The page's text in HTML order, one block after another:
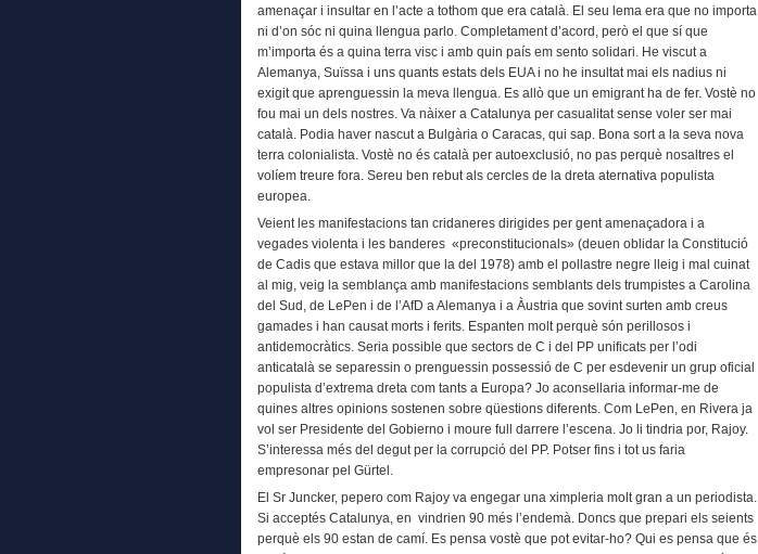
amenaçar i insultar en l’acte a tothom que era català. El seu lema era que no importa
ni d’on sóc ni quina llengua parlo. Completament d’acord, però el que sí que
m’importa és a quina terra visc i amb quin país em sento solidari. He viscut a
Alemanya, Suïssa i uns quants estats dels EUA i no he insultat mai els nadius ni
exigit que aprenguessin la meva llengua. Es allò que un emigrant ha de fer. Vostè no
fou mai un dels nostres. Va nàixer a Catalunya per casualitat sense voler ser mai
català. Podia haver nascut a Bulgària o Caracas, qui sap. Bona sort a la seva nova
terra colonialista. Vostè no és català per autoexclusió, no pas perquè nosaltres el
volíem treure fora. Sereu ben rebut als cercles de la dreta aternativa populista
europea.
Veient les manifestacions tan cridaneres dirigides per gent amenaçadora i a
vegades violenta i les banderes «preconstitucionals» (deuen oblidar la Constitució
de Cadis que estava millor que la del 1978) amb el pollastre negre lleig i mal cuinat
al mig, veig la semblança amb manifestacions semblants dels trumpistes a Carolina
del Sud, de LePen i de l’AfD a Alemanya i a Àustria que sovint surten amb creus
gamades i han causat morts i ferits. Espanten molt perquè són perillosos i
antidemocràtics. Seria possible que sectors de C i del PP unificats per l’odi
anticatalà se separessin o prenguessin possessió de C per esdevenir un grup oficial
populista d’extrema dreta com tants a Europa? Jo aconsellaria informar-me de
quines altres opinions sostenen sobre qüestions diferents. Com LePen, en Rivera ja
vol ser Presidente del Gobierno i moure full darrere l’escena. Jo li tindria por, Rajoy.
S’interessa més del degut per la corrupció del PP. Potser fins i tot us faria
empresonar pel Gürtel.
El Sr Juncker, pepero com Rajoy va engegar una ximpleria molt gran a un periodista.
Si acceptés Catalunya, en vindrien 90 més l’endemà. Doncs que prepari els seients
perquè els 90 estan de camí. Es pensa vostè que pot evitar-ho? Qui es pensa que és